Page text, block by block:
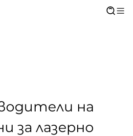
на
за лазерно